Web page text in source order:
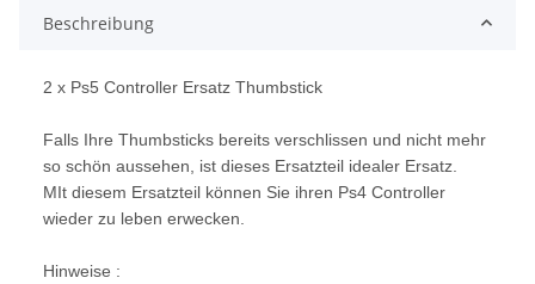
Beschreibung
2 x Ps5 Controller Ersatz Thumbstick
Falls Ihre Thumbsticks bereits verschlissen und nicht mehr
so schön aussehen, ist dieses Ersatzteil idealer Ersatz.
MIt diesem Ersatzteil können Sie ihren Ps4 Controller
wieder zu leben erwecken.
Hinweise :